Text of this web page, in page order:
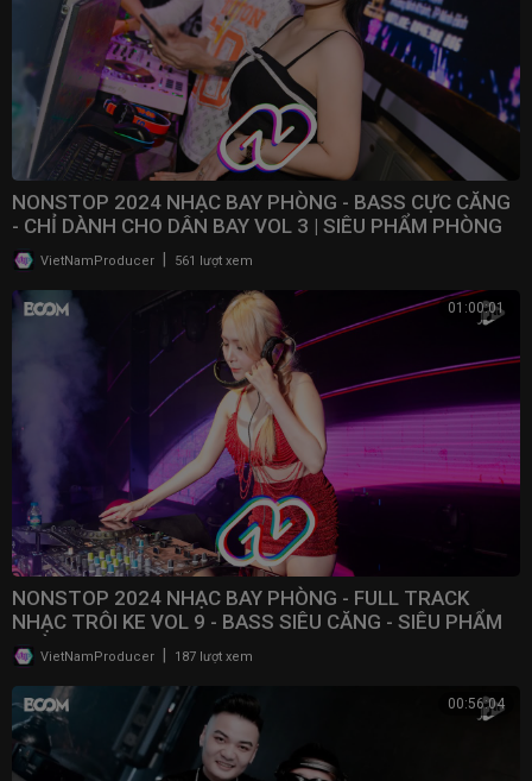
NONSTOP 2024 NHẠC BAY PHÒNG - BASS CỰC CĂNG
- CHỈ DÀNH CHO DÂN BAY VOL 3 | SIÊU PHẨM PHÒNG
BAY 2024
VietNamProducer 561 lượt xem
01:00:01
NONSTOP 2024 NHẠC BAY PHÒNG - FULL TRACK
NHẠC TRÔI KE VOL 9 - BASS SIÊU CĂNG - SIÊU PHẨM
PHÒNG BAY
VietNamProducer 187 lượt xem
00:56:04